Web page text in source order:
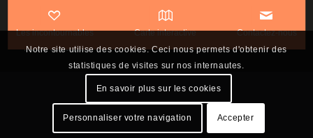
Les incontournables Carte interactive Contactez-nous
Mentions légales
Nous contacter
Notre site utilise des cookies. Ceci nous permets d'obtenir des
statistiques de visites sur nos internautes.
En savoir plus sur les cookies
Personnaliser votre navigation Accepter